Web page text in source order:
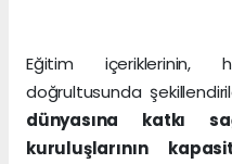
Eğitim içeriklerinin,
doğrultusunda
dünyasına katkı
kuruluşlarının